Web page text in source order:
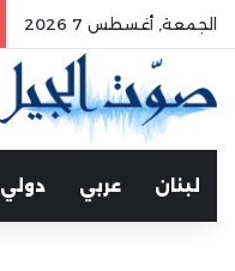
الجمعة, أغسطس 7 2026
لبنان عربي دولي